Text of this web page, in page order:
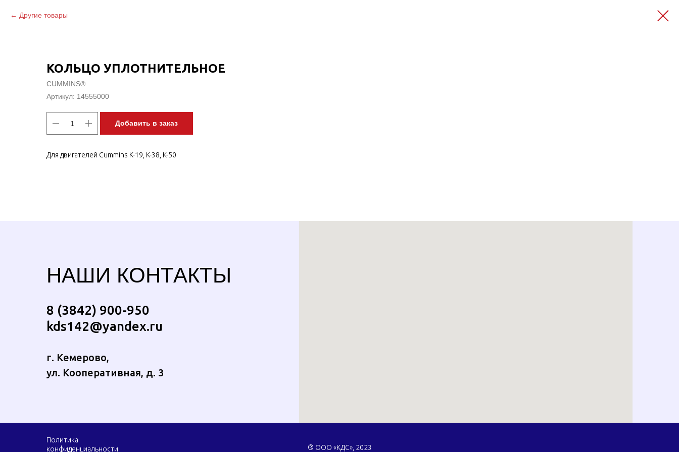
Другие товары
КОЛЬЦО УПЛОТНИТЕЛЬНОЕ
CUMMINS®
Артикул: 14555000
Добавить в заказ
Для двигателей Cummins K-19, K-38, K-50
НАШИ КОНТАКТЫ
8 (3842) 900-950
kds142@yandex.ru
г. Кемерово,
ул. Кооперативная, д. 3
® ООО «КДС», 2023
Политика
конфиденциальности